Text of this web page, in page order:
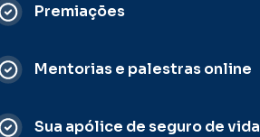
Premiações
Mentorias e palestras online
Sua apólice de seguro de vida